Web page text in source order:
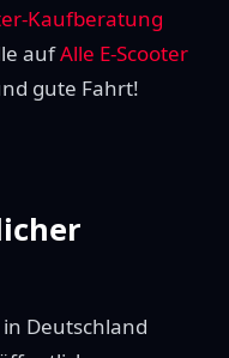
Kaufberatung
aufAlle E-Scooter
gute Fahrt!
in Deutschland